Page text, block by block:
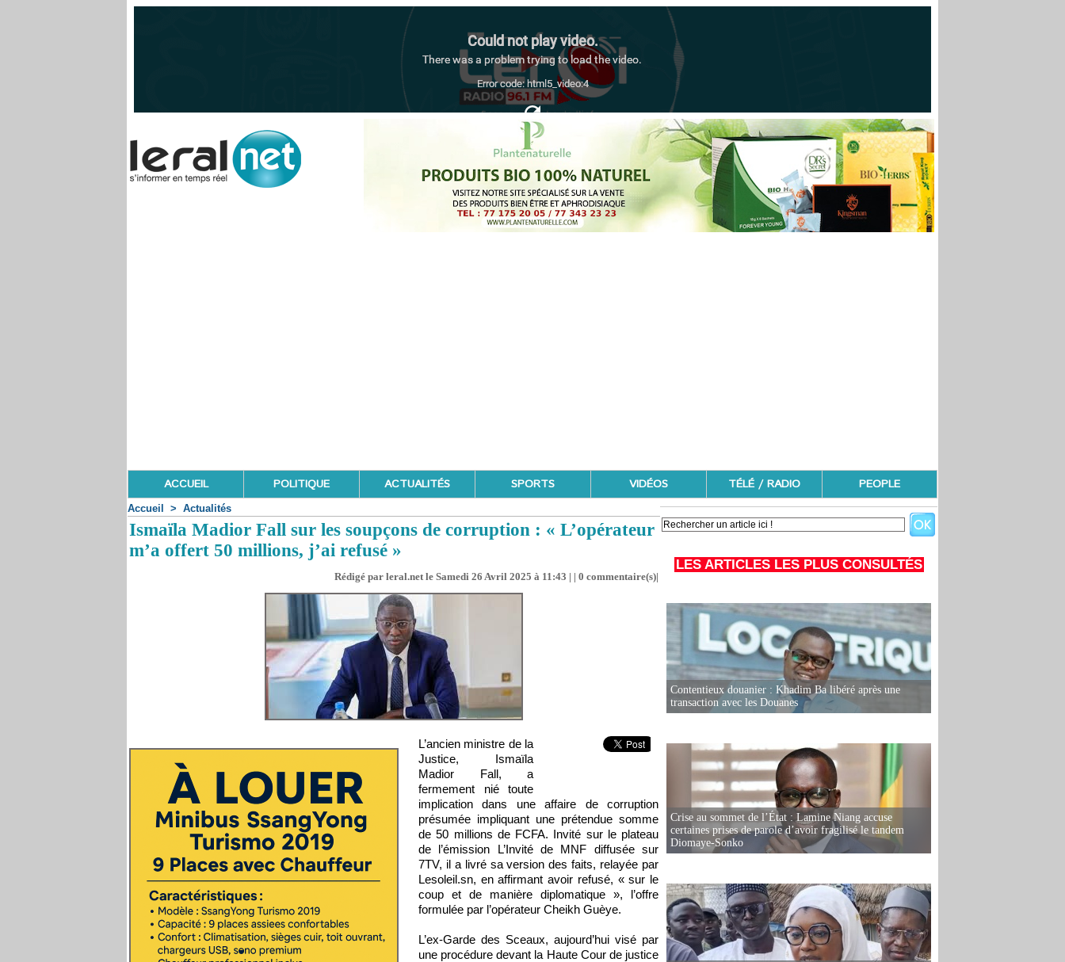
ACCUEIL POLITIQUE ACTUALITÉS SPORTS VIDÉOS TÉLÉ / RADIO PEOPLE
Accueil > Actualités
Ismaïla Madior Fall sur les soupçons de corruption : « L’opérateur
m’a offert 50 millions, j’ai refusé »
Rédigé par leral.net le Samedi 26 Avril 2025 à 11:43 | | 0 commentaire(s)|
L’ancien ministre de la
Justice, Ismaïla
Madior Fall, a
fermement nié toute
implication dans une affaire de corruption
présumée impliquant une prétendue somme
de 50 millions de FCFA. Invité sur le plateau
de l’émission L’Invité de MNF diffusée sur
7TV, il a livré sa version des faits, relayée par
Lesoleil.sn, en affirmant avoir refusé, « sur le
coup et de manière diplomatique », l’offre
formulée par l’opérateur Cheikh Guèye.
L’ex-Garde des Sceaux, aujourd’hui visé par
une procédure devant la Haute Cour de justice
LES ARTICLES LES PLUS CONSULTÉS
Contentieux douanier : Khadim Ba libéré après une
transaction avec les Douanes
Crise au sommet de l’État : Lamine Niang accuse
certaines prises de parole d’avoir fragilisé le tandem
Diomaye-Sonko